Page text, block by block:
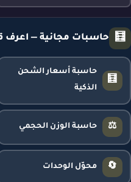
🧮 حاسبات مجانية — اعرف
🧮
حاسبة أسعار الشحن
الذكية
⚖️ حاسبة الوزن الحجمي
🔄 محوّل الوحدات